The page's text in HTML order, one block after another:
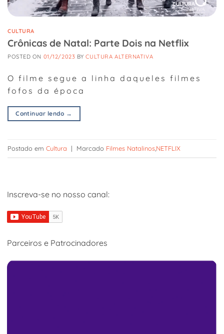
CULTURA
Crônicas de Natal: Parte Dois na Netflix
POSTED ON 01/12/2023 BYCULTURA ALTERNATIVA
O filme segue a linha daqueles filmes
fofos da época
Continuar lendo →
Postado em Cultura | Marcado Filmes NatalinosNETFLIX
Inscreva-se no nosso canal:
Parceiros e Patrocinadores